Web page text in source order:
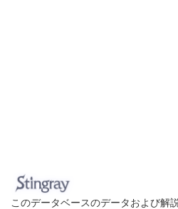
このデータベースのデータおよび解